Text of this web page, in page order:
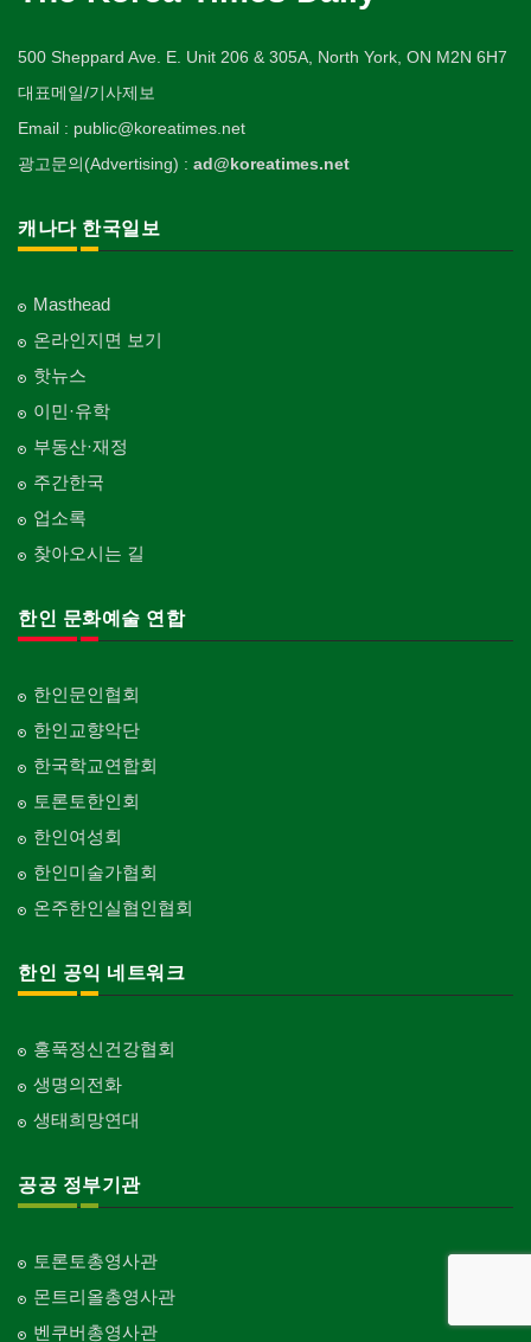
500 Sheppard Ave. E. Unit 206 & 305A, North York, ON M2N 6H7
대표메일/기사제보
Email : public@koreatimes.net
광고문의(Advertising) : ad@koreatimes.net
캐나다 한국일보
Masthead
온라인지면 보기
핫뉴스
이민·유학
부동산·재정
주간한국
업소록
찾아오시는 길
한인 문화예술 연합
한인문인협회
한인교향악단
한국학교연합회
토론토한인회
한인여성회
한인미술가협회
온주한인실협인협회
한인 공익 네트워크
홍푹정신건강협회
생명의전화
생태희망연대
공공 정부기관
토론토총영사관
몬트리올총영사관
벤쿠버총영사관